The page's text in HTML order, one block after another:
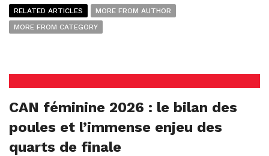
RELATED ARTICLES
MORE FROM AUTHOR
MORE FROM CATEGORY
CAN féminine 2026 : le bilan des
poules et l’immense enjeu des
quarts de finale